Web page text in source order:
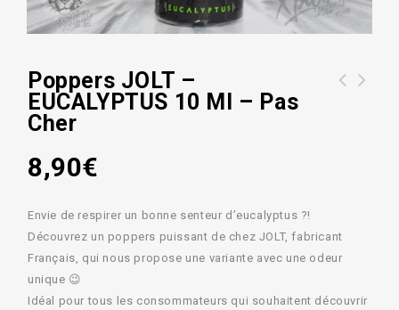
Poppers JOLT –
EUCALYPTUS 10 Ml – Pas
Cher
8,90€
Envie de respirer un bonne senteur d’eucalyptus ?!
Découvrez un poppers puissant de chez JOLT, fabricant
Français, qui nous propose une variante avec une odeur
unique 😉
Idéal pour tous les consommateurs qui souhaitent découvrir